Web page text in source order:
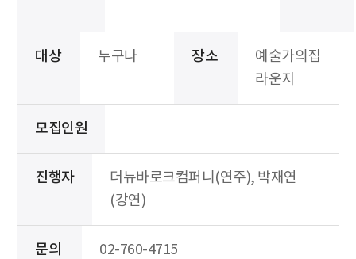
대상 누구나 장소
예술가의집
라운지
모집인원
진행자
더뉴바로크컴퍼니(연주), 박재연
(강연)
문의 02-760-4715